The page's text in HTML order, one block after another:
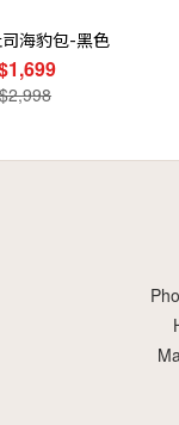
司海豹包-黑色